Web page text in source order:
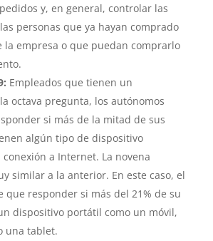
y, en general, controlar las
personas que ya hayan comprado
la empresa o que puedan comprarlo
Empleados que tienen un
octava pregunta, los autónomos
si más de la mitad de sus
algún tipo de dispositivo
a Internet. La novena
similar a la anterior. En este caso, el
que responder si más del 21% de su
dispositivo portátil como un móvil,
una tablet.